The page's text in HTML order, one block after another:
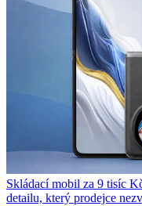
Skládací mobil za 9 tisíc
detailu, který prodejce